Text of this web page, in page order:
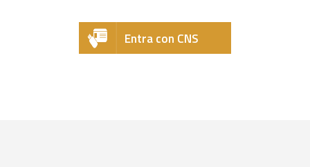
Entra con CNS